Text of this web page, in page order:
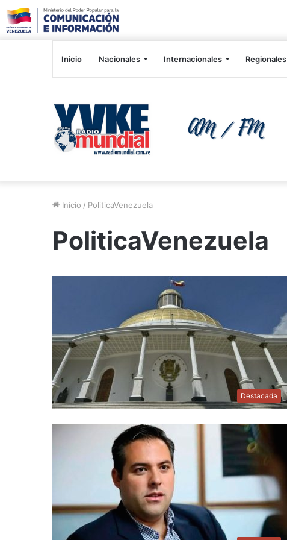
Inicio Nacionales Internacionales Regionales
Inicio / PoliticaVenezuela
PoliticaVenezuela
Destacada